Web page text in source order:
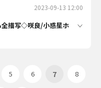
2023-09-13 12:00
描写◇咲良/小惑星ホ
5 6 7 8